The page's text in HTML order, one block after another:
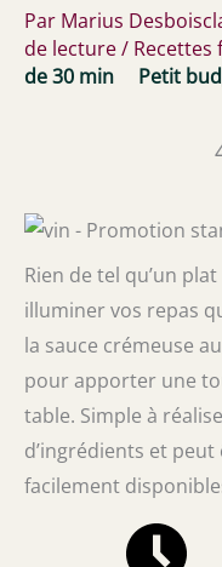
Par Marius
de lecture/ Recettes
de 30 min
Petit
Rien de tel qu’un
illuminer vos repas
la sauce crémeuse
pour apporter une
table. Simple à
d’ingrédients et
facilement